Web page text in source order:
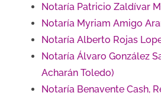
Notaría Patricio Zaldívar
Notaría Myriam Amigo
Notaría Alberto Rojas
Notaría Álvaro González
Acharán Toledo)
Notaría Benavente Cash,